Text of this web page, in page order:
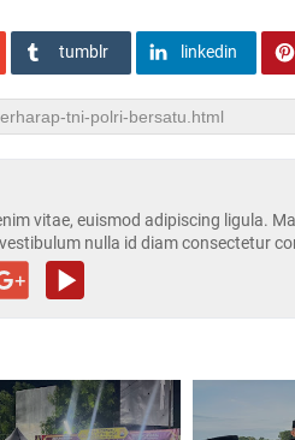
tumblr linkedin
vitae, euismod adipiscing ligula.
nulla id diam consectetur